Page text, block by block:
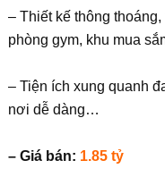
– Thiết kế thông
phòng gym, khu mua
– Tiện ích xung quanh
nơi dễ dàng…
– Giá bán: 1.85 tỷ